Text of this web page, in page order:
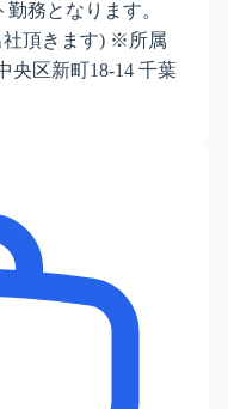
務となります。
社頂きます) ※所属
央区新町18-14 千葉